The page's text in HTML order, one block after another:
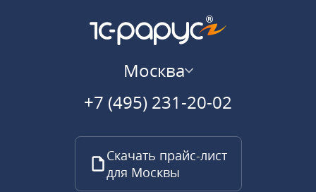
Москва
+7 (495) 231-20-02
Скачать прайс-лист
для Москвы